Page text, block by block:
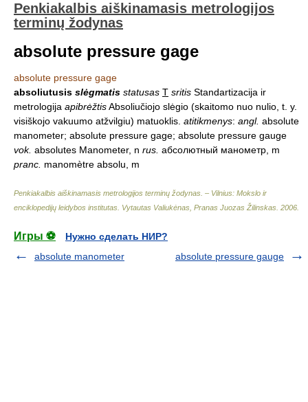
Penkiakalbis aiškinamasis metrologijos
terminų žodynas
absolute pressure gage
absolute pressure gage
absoliutusis slėgmatis statusas T sritis Standartizacija ir
metrologija apibrėžtisAbsoliučiojo slėgio (skaitomo nuo nulio, t. y.
visiškojo vakuumo atžvilgiu) matuoklis. atitikmenys: angl. absolute
manometer; absolute pressure gage; absolute pressure gauge
vok. absolutes Manometer, n rus. абсолютный манометр, m
pranc. manomètre absolu, m
Penkiakalbis aiškinamasis metrologijos terminų žodynas. – Vilnius: Mokslo ir
enciklopedijų leidybos institutas Vytautas Valiukėnas, Pranas Juozas Žilinskas 2006
Игры ⚽
Нужно сделать НИР?
absolute manometer
absolute pressure gauge